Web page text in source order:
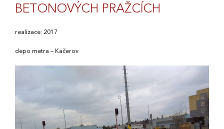
BETONOVÝCH PRAŽCÍCH
realizace: 2017
depo metra – Kačerov